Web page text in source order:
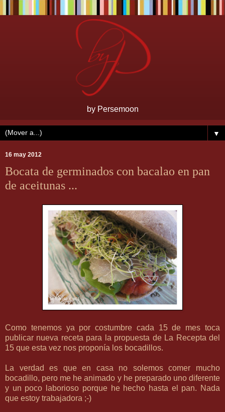
by Persemoon
▼
16 may 2012
Bocata de germinados con bacalao en pan
de aceitunas ...
Como tenemos ya por costumbre cada 15 de mes toca
publicar nueva receta para la propuesta de La Recepta del
15 que esta vez nos proponía los bocadillos.
La verdad es que en casa no solemos comer mucho
bocadillo, pero me he animado y he preparado uno diferente
y un poco laborioso porque he hecho hasta el pan. Nada
que estoy trabajadora ;-)